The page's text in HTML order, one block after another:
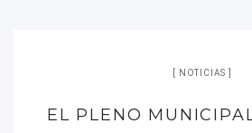
NOTICIAS
EL PLENO